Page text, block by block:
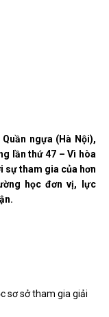
ngựa (Hà Nội),
lần thứ 47 – Vì hòa
sự tham gia của hơn
học đơn vị, lực
sơ sở tham gia giải